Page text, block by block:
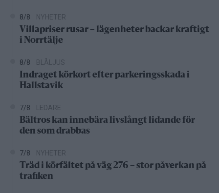
8/8 NYHETER
Villapriser rusar – lägenheter backar kraftigt
i Norrtälje
8/8 BLÅLJUS
Indraget körkort efter parkeringsskada i
Hallstavik
7/8 LEDARE
Bältros kan innebära livslångt lidande för
den som drabbas
7/8 NYHETER
Träd i körfältet på väg 276 – stor påverkan på
trafiken